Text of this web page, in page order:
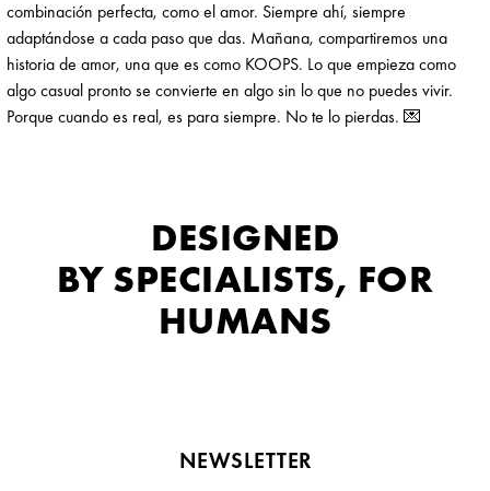
combinación perfecta, como el amor. Siempre ahí, siempre
adaptándose a cada paso que das. Mañana, compartiremos una
historia de amor, una que es como KOOPS. Lo que empieza como
algo casual pronto se convierte en algo sin lo que no puedes vivir.
Porque cuando es real, es para siempre. No te lo pierdas. 💌
DESIGNED
BY SPECIALISTS, FOR
HUMANS
NEWSLETTER